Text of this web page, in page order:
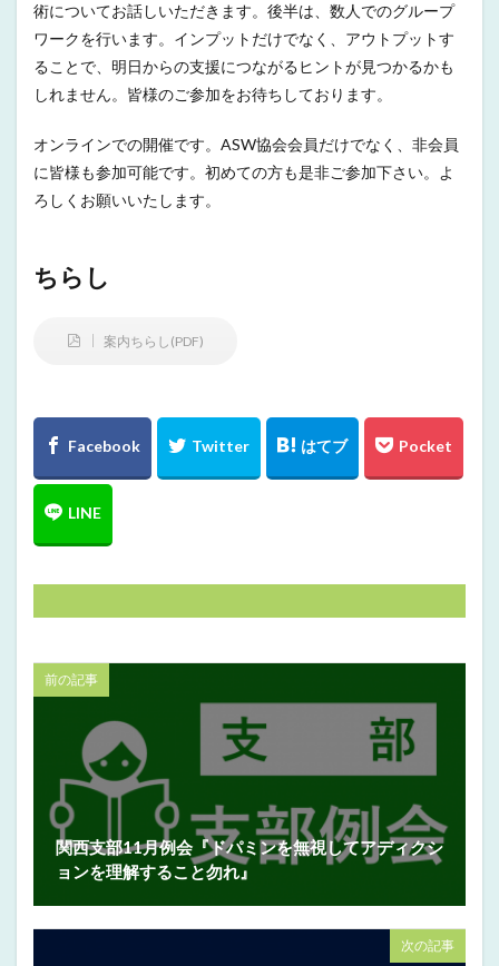
術についてお話しいただきます。後半は、数人でのグループ
ワークを行います。インプットだけでなく、アウトプットす
ることで、明日からの支援につながるヒントが見つかるかも
しれません。皆様のご参加をお待ちしております。
オンラインでの開催です。ASW協会会員だけでなく、非会員
に皆様も参加可能です。初めての方も是非ご参加下さい。よ
ろしくお願いいたします。
ちらし
案内ちらし(PDF)
前の記事
関西支部11月例会『ドパミンを無視してアディクシ
ョンを理解すること勿れ』
次の記事